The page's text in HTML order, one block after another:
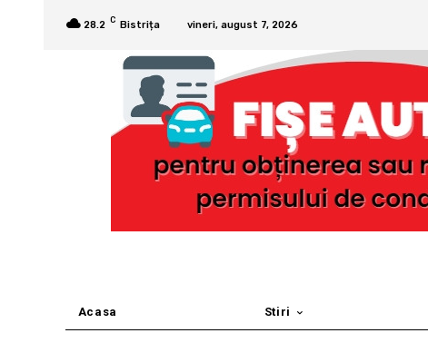
28.2 C Bistrița vineri, august 7, 2026
Acasa Stiri